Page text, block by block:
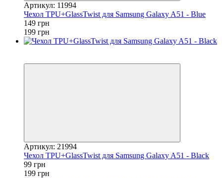
Артикул: 11994
Чехол TPU+GlassTwist для Samsung Galaxy A51 - Blue
149 грн
199 грн
Артикул: 21994
Чехол TPU+GlassTwist для Samsung Galaxy A51 - Black
99 грн
199 грн